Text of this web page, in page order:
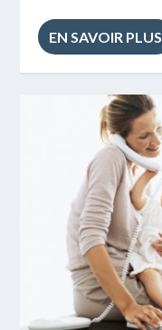
EN SAVOIR PLUS